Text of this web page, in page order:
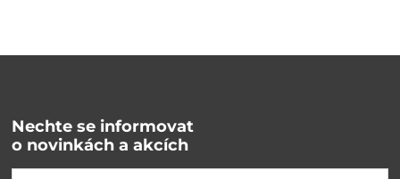
Nechte se informovat
o novinkách a akcích